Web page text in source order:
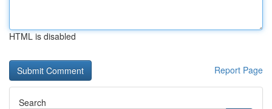
HTML is disabled
Report Page
Search